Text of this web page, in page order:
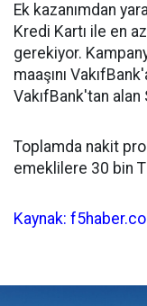
Ek kazanımdan
Kredi Kartı ile en
gerekiyor.
maaşını
VakıfBank'tan
Toplamda nakit
emeklilere 30 bin
Kaynak: